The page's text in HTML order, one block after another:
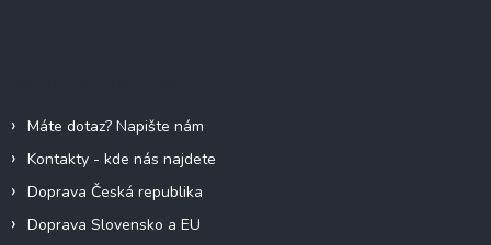
Máte dotaz? Napište nám
Kontakty - kde nás najdete
Doprava Česká republika
Doprava Slovensko a EU